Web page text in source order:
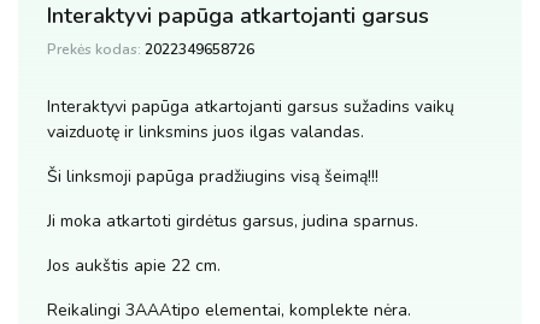
Interaktyvi papūga atkartojanti garsus
Prekės kodas: 2022349658726
Interaktyvi papūga atkartojanti garsus sužadins vaikų
vaizduotę ir linksmins juos ilgas valandas.
Ši linksmoji papūga pradžiugins visą šeimą!!!
Ji moka atkartoti girdėtus garsus, judina sparnus.
Jos aukštis apie 22 cm.
Reikalingi 3AAAtipo elementai, komplekte nėra.